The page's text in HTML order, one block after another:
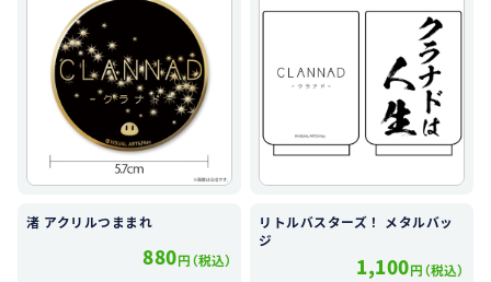
渚 アクリルつままれ
880円（税込）
リトルバスターズ！ メタルバッ
ジ
1,100円（税込）